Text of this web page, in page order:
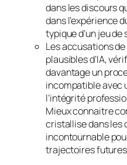
dans les discours
dans l’expérience
typique d’un jeu
Les accusations
plausibles d’IA,
davantage un
incompatible avec
l’intégrité
Mieux connaitre
cristallise dans les
incontournable
trajectoires futures